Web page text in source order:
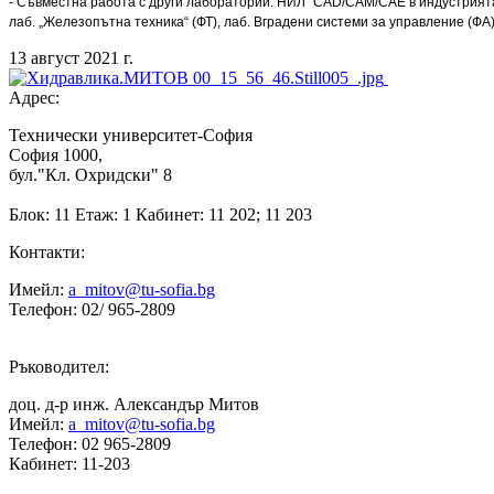
лаб. „Железопътна техника“ (ФТ), лаб. Вградени системи за управление
13 август 2021 г.
Адрес:
Технически университет-София
София 1000,
бул."Кл. Охридски" 8
Блок: 11 Етаж: 1 Кабинет: 11 202; 11 203
Контакти:
Имейл: a_mitov@tu-sofia.bg
Телефон: 02/ 965-2809
Ръководител:
доц. д-р инж. Александър Митов
Имейл: a_mitov@tu-sofia.bg
Телефон: 02 965-2809
Кабинет: 11-203